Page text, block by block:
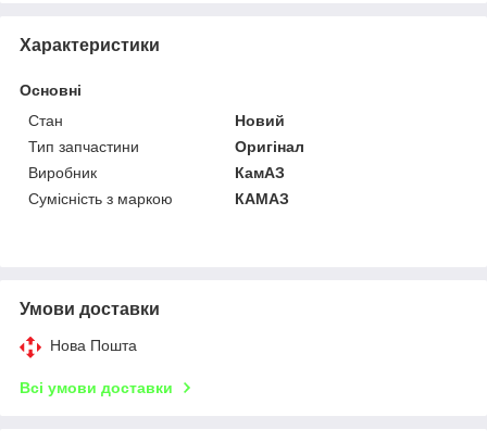
Характеристики
Основні
Стан
Новий
Тип запчастини
Оригінал
Виробник
КамАЗ
Сумісність з маркою
КАМАЗ
Умови доставки
Нова Пошта
Всі умови доставки